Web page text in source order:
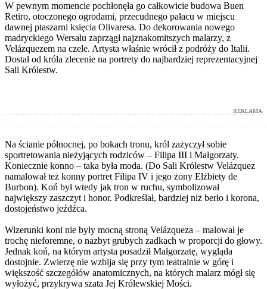
W pewnym momencie pochłonęła go całkowicie budowa Buen
Retiro, otoczonego ogrodami, przecudnego pałacu w miejscu
dawnej ptaszarni księcia Olivaresa. Do dekorowania nowego
madryckiego Wersalu zaprzągł najznakomitszych malarzy, z
Velázquezem na czele. Artysta właśnie wrócił z podróży do Italii.
Dostał od króla zlecenie na portrety do najbardziej reprezentacyjnej
Sali Królestw.
REKLAMA
Na ścianie północnej, po bokach tronu, król zażyczył sobie
sportretowania nieżyjących rodziców – Filipa III i Małgorzaty.
Koniecznie konno – taka była moda. (Do Sali Królestw Velázquez
namalował też konny portret Filipa IV i jego żony Elżbiety de
Burbon). Koń był wtedy jak tron w ruchu, symbolizował
największy zaszczyt i honor. Podkreślał, bardziej niż berło i korona,
dostojeństwo jeźdźca.
Wizerunki koni nie były mocną stroną Velázqueza – malował je
trochę nieforemne, o nazbyt grubych zadkach w proporcji do głowy.
Jednak koń, na którym artysta posadził Małgorzatę, wygląda
dostojnie. Zwierzę nie wzbija się przy tym teatralnie w górę i
większość szczegółów anatomicznych, na których malarz mógł się
wyłożyć, przykrywa szata Jej Królewskiej Mości.